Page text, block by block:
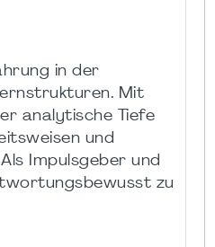
in der
Mit
analytische Tiefe
und
Impulsgeber und
zu